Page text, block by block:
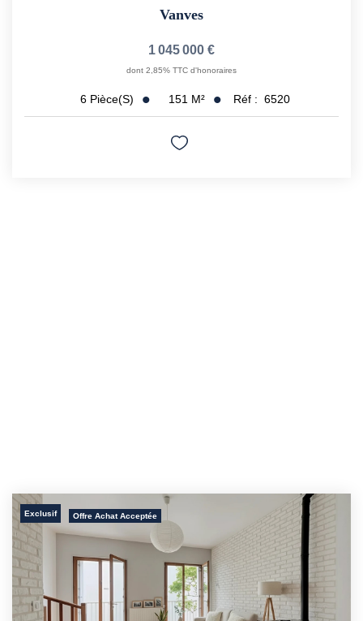
Vanves
1 045 000 €
dont 2,85% TTC d'honoraires
6 Pièce(s) 151 M² Réf : 6520
Exclusif Offre Achat Acceptée